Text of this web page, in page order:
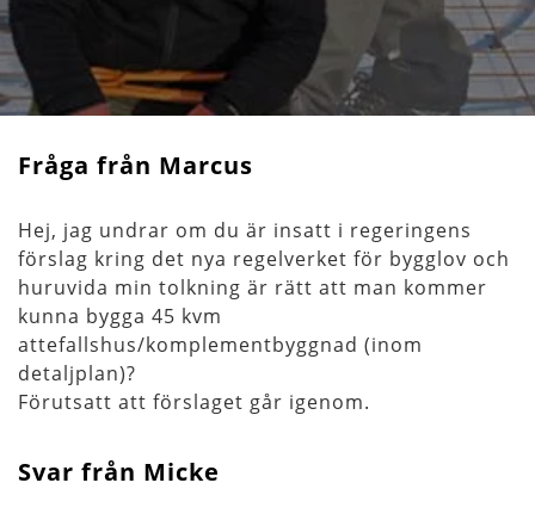
Fråga från Marcus
Hej, jag undrar om du är insatt i regeringens
förslag kring det nya regelverket för bygglov och
huruvida min tolkning är rätt att man kommer
kunna bygga 45 kvm
attefallshus/komplementbyggnad (inom
detaljplan)?
Förutsatt att förslaget går igenom.
Svar från Micke